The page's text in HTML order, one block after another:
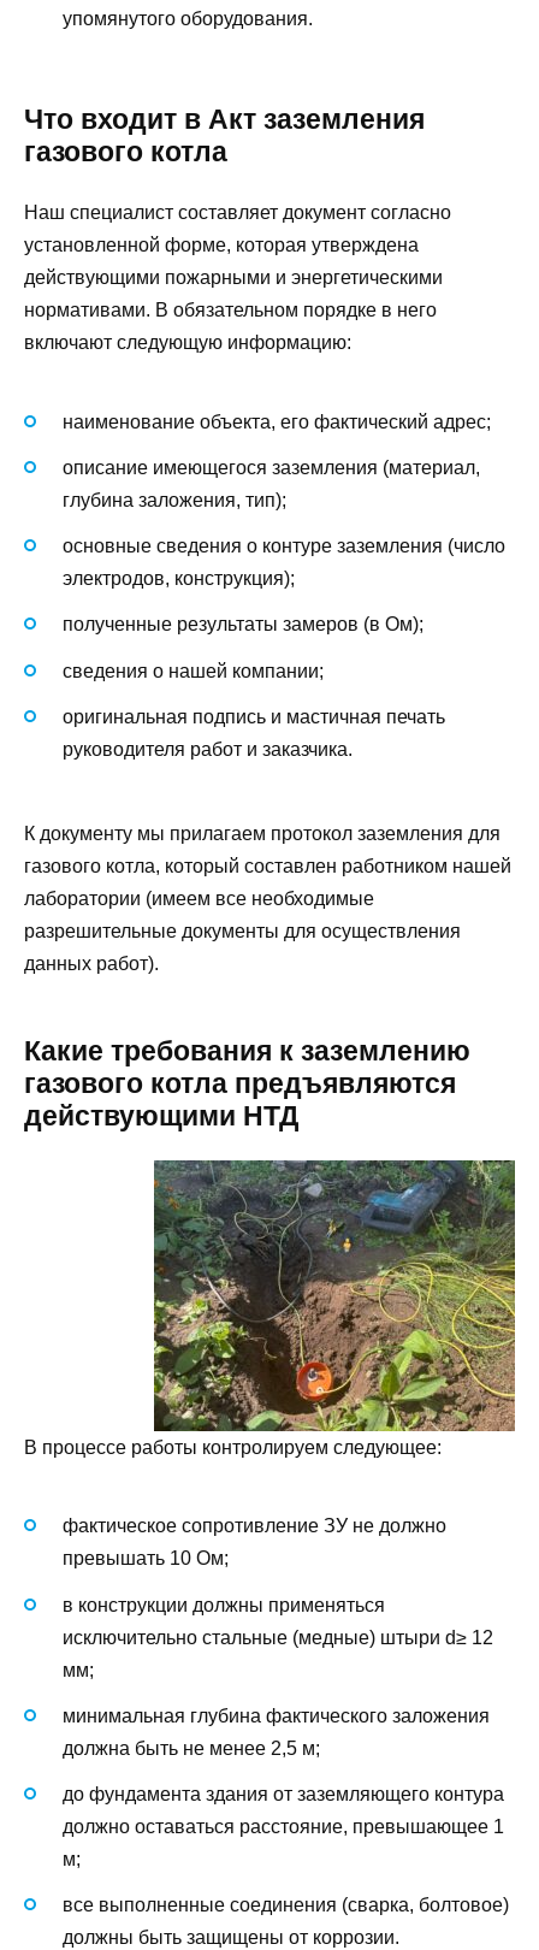
упомянутого оборудования.
Что входит в Акт заземления
газового котла
Наш специалист составляет документ согласно
установленной форме, которая утверждена
действующими пожарными и энергетическими
нормативами. В обязательном порядке в него
включают следующую информацию:
наименование объекта, его фактический адрес;
описание имеющегося заземления (материал,
глубина заложения, тип);
основные сведения о контуре заземления (число
электродов, конструкция);
полученные результаты замеров (в Ом);
сведения о нашей компании;
оригинальная подпись и мастичная печать
руководителя работ и заказчика.
К документу мы прилагаем протокол заземления для
газового котла, который составлен работником нашей
лаборатории (имеем все необходимые
разрешительные документы для осуществления
данных работ).
Какие требования к заземлению
газового котла предъявляются
действующими НТД
В процессе работы контролируем следующее:
фактическое сопротивление ЗУ не должно
превышать 10 Ом;
в конструкции должны применяться
исключительно стальные (медные) штыри d≥ 12
мм;
минимальная глубина фактического заложения
должна быть не менее 2,5 м;
до фундамента здания от заземляющего контура
должно оставаться расстояние, превышающее 1
м;
все выполненные соединения (сварка, болтовое)
должны быть защищены от коррозии.